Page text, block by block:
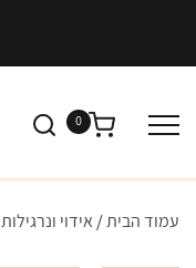
0
עמוד הבית/ אידוי ונרגילות